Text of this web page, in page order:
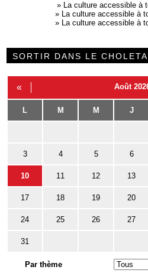
» La culture accessible à
» La culture accessible à
» La culture accessible à
SORTIR DANS LE
« Août
L M M J
3 4 5 6
10 11 12 13
17 18 19 20
24 25 26 27
31
Par thème